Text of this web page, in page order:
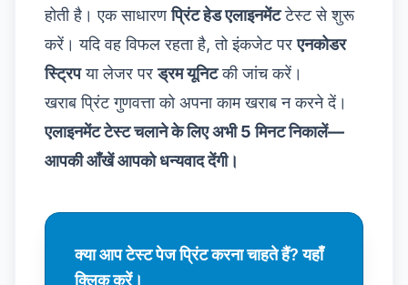
होती है। एक साधारणप्रिंट हेड एलाइनमेंटटेस्ट से शुरू
करें। यदि वह विफल रहता है, तो इंकजेट परएनकोडर
स्ट्रिपया लेजर परड्रम यूनिटकी जांच करें।
खराब प्रिंट गुणवत्ता को अपना काम खराब न करने दें।
एलाइनमेंट टेस्ट चलाने के लिए अभी 5 मिनट निकालें—
आपकी आँखें आपको धन्यवाद देंगी।
क्या आप टेस्ट पेज प्रिंट करना चाहते हैं? यहाँ
क्लिक करें।